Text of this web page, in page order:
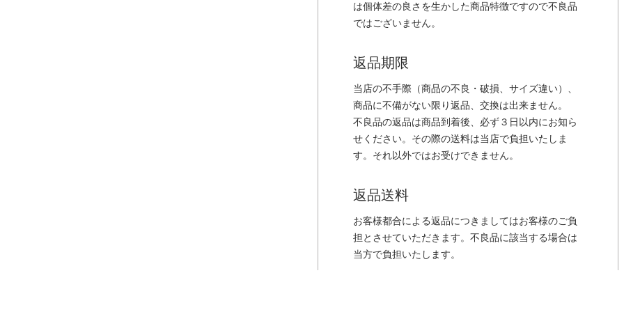
は個体差の良さを生かした商品特徴ですので不良品
ではございません。
返品期限
当店の不手際（商品の不良・破損、サイズ違い）、
商品に不備がない限り返品、交換は出来ません。
不良品の返品は商品到着後、必ず３日以内にお知ら
せください。その際の送料は当店で負担いたしま
す。それ以外ではお受けできません。
返品送料
お客様都合による返品につきましてはお客様のご負
担とさせていただきます。不良品に該当する場合は
当方で負担いたします。